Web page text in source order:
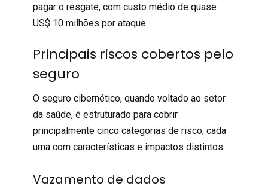
pagar o resgate, com custo médio de quase
US$ 10 milhões por ataque.
Principais riscos cobertos pelo
seguro
O seguro cibernético, quando voltado ao setor
da saúde, é estruturado para cobrir
principalmente cinco categorias de risco, cada
uma com características e impactos distintos.
Vazamento de dados